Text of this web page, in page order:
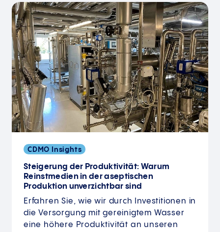
CDMO Insights
Steigerung der Produktivität: Warum
Reinstmedien in der aseptischen
Produktion unverzichtbar sind
Erfahren Sie, wie wir durch Investitionen in
die Versorgung mit gereinigtem Wasser
eine höhere Produktivität an unseren